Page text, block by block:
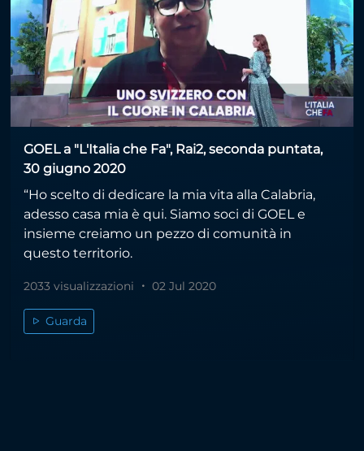
GOEL a "L'Italia che Fa", Rai2, seconda puntata,
30 giugno 2020
“Ho scelto di dedicare la mia vita alla Calabria,
adesso casa mia è qui. Siamo soci di GOEL e
insieme creiamo un pezzo di comunità in
questo territorio.
2033 visualizzazioni 02 Jul 2020
Guarda